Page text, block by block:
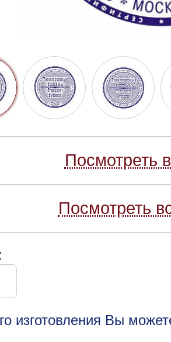
Посмотреть
Посмотреть
изготовления Вы